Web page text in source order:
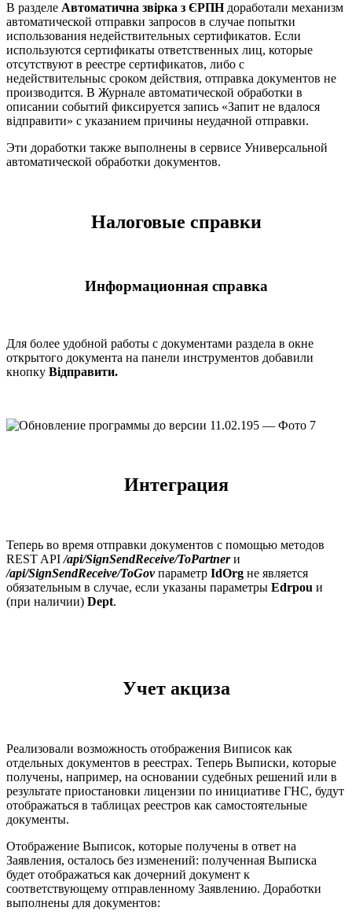
В разделе Автоматична звірка з ЄРПНдоработали механизм
автоматической отправки запросов в случае попытки
использования недействительных сертификатов. Если
используются сертификаты ответственных лиц, которые
отсутствуют в реестре сертификатов, либо с
недействительныс сроком действия, отправка документов не
производится. В Журнале автоматической обработки в
описании событий фиксируется запись «Запит не вдалося
відправити» с указанием причины неудачной отправки.
Эти доработки также выполнены в сервисе Универсальной
автоматической обработки документов.
Налоговые справки
Информационная справка
Для более удобной работы с документами раздела в окне
открытого документа на панели инструментов добавили
кнопку Відправити.
Интеграция
Теперь во время отправки документов с помощью методов
REST API/api/SignSendReceive/ToPartnerи
/api/SignSendReceive/ToGovпараметр IdOrg не является
обязательным в случае, если указаны параметры Edrpou и
(при наличии) Dept.
Учет акциза
Реализовали возможность отображения Виписок как
отдельных документов в реестрах. Теперь Выписки, которые
получены, например, на основании судебных решений или в
результате приостановки лицензии по инициативе ГНС, будут
отображаться в таблицах реестров как самостоятельные
документы.
Отображение Выписок, которые получены в ответ на
Заявления, осталось без изменений: полученная Выписка
будет отображаться как дочерний документ к
соответствующему отправленному Заявлению. Доработки
выполнены для документов: